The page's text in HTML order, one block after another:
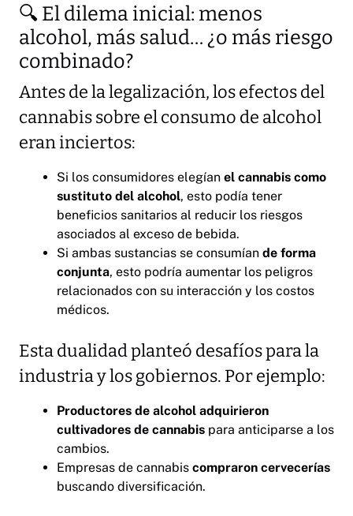
🔍 El dilema inicial: menos
alcohol, más salud… ¿o más riesgo
combinado?
Antes de la legalización, los efectos del
cannabis sobre el consumo de alcohol
eran inciertos:
Si los consumidores elegían el cannabis como
sustituto del alcohol, esto podía tener
beneficios sanitarios al reducir los riesgos
asociados al exceso de bebida.
Si ambas sustancias se consumían de forma
conjunta, esto podría aumentar los peligros
relacionados con su interacción y los costos
médicos.
Esta dualidad planteó desafíos para la
industria y los gobiernos. Por ejemplo:
Productores de alcohol adquirieron
cultivadores de cannabis para anticiparse a los
cambios.
Empresas de cannabis compraron cervecerías
buscando diversificación.